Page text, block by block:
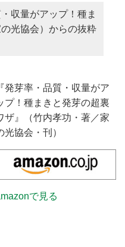
収量がアップ！種ま
光協会）からの抜粋
『発芽率・品質・収量がア
プ！種まきと発芽の超裏
ザ』（竹内孝功・著／家
光協会・刊）
で見る